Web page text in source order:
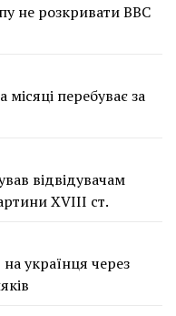
не розкривати BBC
перебуває за
відвідувачам
XVIII ст.
українця через